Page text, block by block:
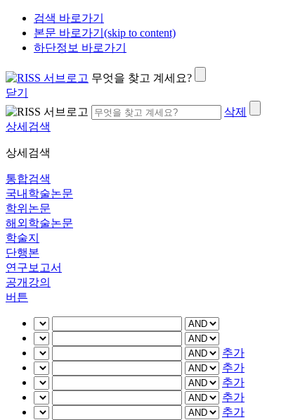
검색 바로가기
본문 바로가기(skip to content)
하단정보 바로가기
무엇을 찾고 계세요?
닫기
삭제
상세검색
상세검색
통합검색
국내학술논문
학위논문
해외학술논문
학술지
단행본
연구보고서
공개강의
버튼
추가
추가
추가
추가
추가